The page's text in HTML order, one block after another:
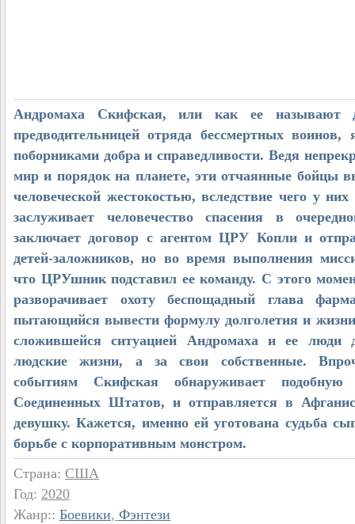
Андромаха Скифская, или как ее называют
предводительницей отряда бессмертных
поборниками добра и справедливости. Ведя
мир и порядок на планете, эти отчаянные бойцы
человеческой жестокостью, вследствие чего у
заслуживает человечество спасения в
заключает договор с агентом ЦРУ Копли и
детей-заложников, но во время выполнения
что ЦРУшник подставил ее команду. С этого
разворачивает охоту беспощадный глава
пытающийся вывести формулу долголетия и жизни
сложившейся ситуацией Андромаха и ее люди
людские жизни, а за свои собственные.
событиям Скифская обнаруживает
Соединенных Штатов, и отправляется в
девушку. Кажется, именно ей уготована судьба
борьбе с корпоративным монстром.
Страна: США
Год: 2020
Жанр:: Боевики, Фэнтези